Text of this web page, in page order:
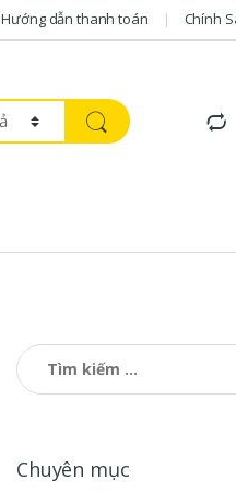
Hướng dẫn thanh toán Chính
Tìm kiếm cho:
Chuyên mục